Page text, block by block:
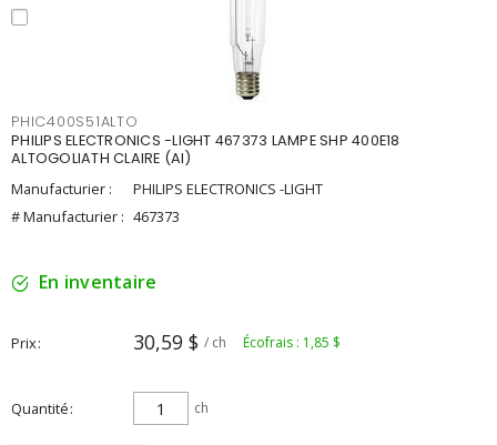
PHIC400S51ALTO
PHILIPS ELECTRONICS -LIGHT 467373 LAMPE SHP 400E18
ALTOGOLIATH CLAIRE (AI)
Manufacturier :
PHILIPS ELECTRONICS -LIGHT
# Manufacturier : 467373
En inventaire
Prix 30,59 $ / ch Écofrais : 1,85 $
Quantité ch